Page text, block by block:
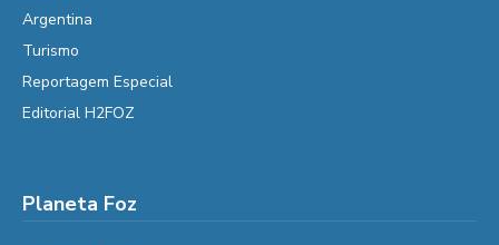
Argentina
Turismo
Reportagem Especial
Editorial H2FOZ
Planeta Foz